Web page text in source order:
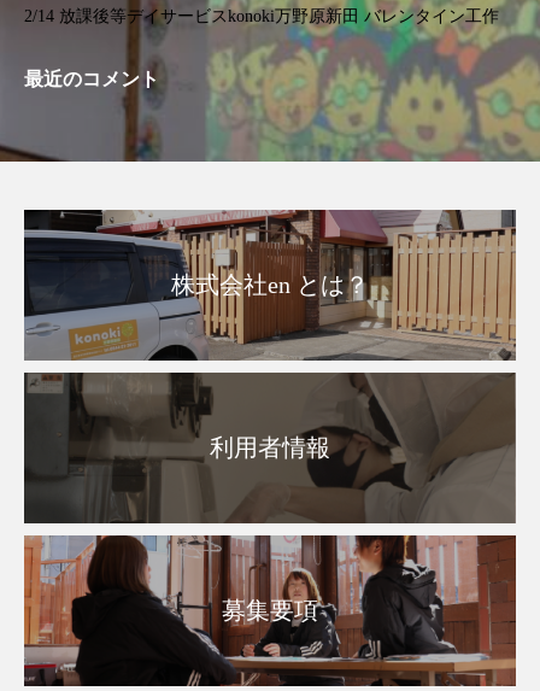
2/14 放課後等デイサービスkonoki万野原新田 バレンタイン工作
最近のコメント
株式会社en とは？
利用者情報
募集要項